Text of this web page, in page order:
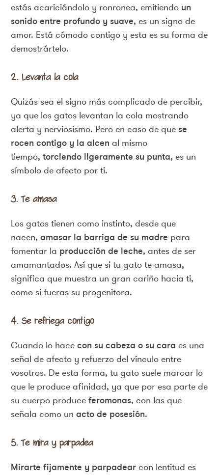
estás acariciándolo y ronronea, emitiendo un
sonido entre profundo y suave, es un signo de
amor. Está cómodo contigo y esta es su forma de
demostrártelo.
2. Levanta la cola
Quizás sea el signo más complicado de percibir,
ya que los gatos levantan la cola mostrando
alerta y nerviosismo. Pero en caso de quese
rocen contigo y la alcen al mismo
tiempo,torciendo ligeramente su punta, es un
símbolo de afecto por ti.
3. Te amasa
Los gatos tienen como instinto, desde que
nacen, amasar la barriga de su madre para
fomentar la producción de leche, antes de ser
amamantados. Así que si tu gato te amasa,
significa que muestra un gran cariño hacia ti,
como si fueras su progenitora.
4. Se refriega contigo
Cuando lo hacecon su cabeza o su cara es una
señal de afecto y refuerzo del vínculo entre
vosotros. De esta forma, tu gato suele marcar lo
que le produce afinidad, ya que por esa parte de
su cuerpo produceferomonas, con las que
señala como unacto de posesión.
5. Te mira y parpadea
Mirarte fijamente y parpadear con lentitud es